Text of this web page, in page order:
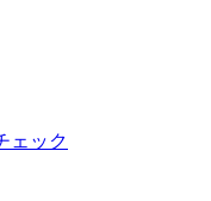
ェック